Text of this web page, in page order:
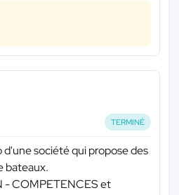
TERMINÉ
société qui propose des
bateaux.
- COMPETENCES et